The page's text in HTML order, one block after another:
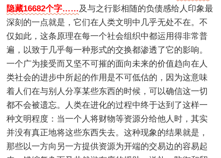
隐藏16682个字…… 及与之行影相随的负债感给人印象最
深刻的一点就是，它们在人类文明中几乎无处不在。不
仅如此，这条原理在每一个社会组织中都运用得非常普
遍，以致于几乎每一种形式的交换都渗透了它的影响。
一个广为接受而又坚不可摧的面向未来的价值趋向在人
类社会的进步中所起的作用是不可低估的，因为这意味
着人们在与别人分享某些东西的时候，可以确信这一切
都不会被遗忘。人类在进化的过程中终于达到了这样一
种文明程度：当一个人将财物等资源分给他人时，其实
并没有真正地将这些东西失去。这种现象的结果就是，
那些以一方向另一方提供资源为开端的交易边的容易起